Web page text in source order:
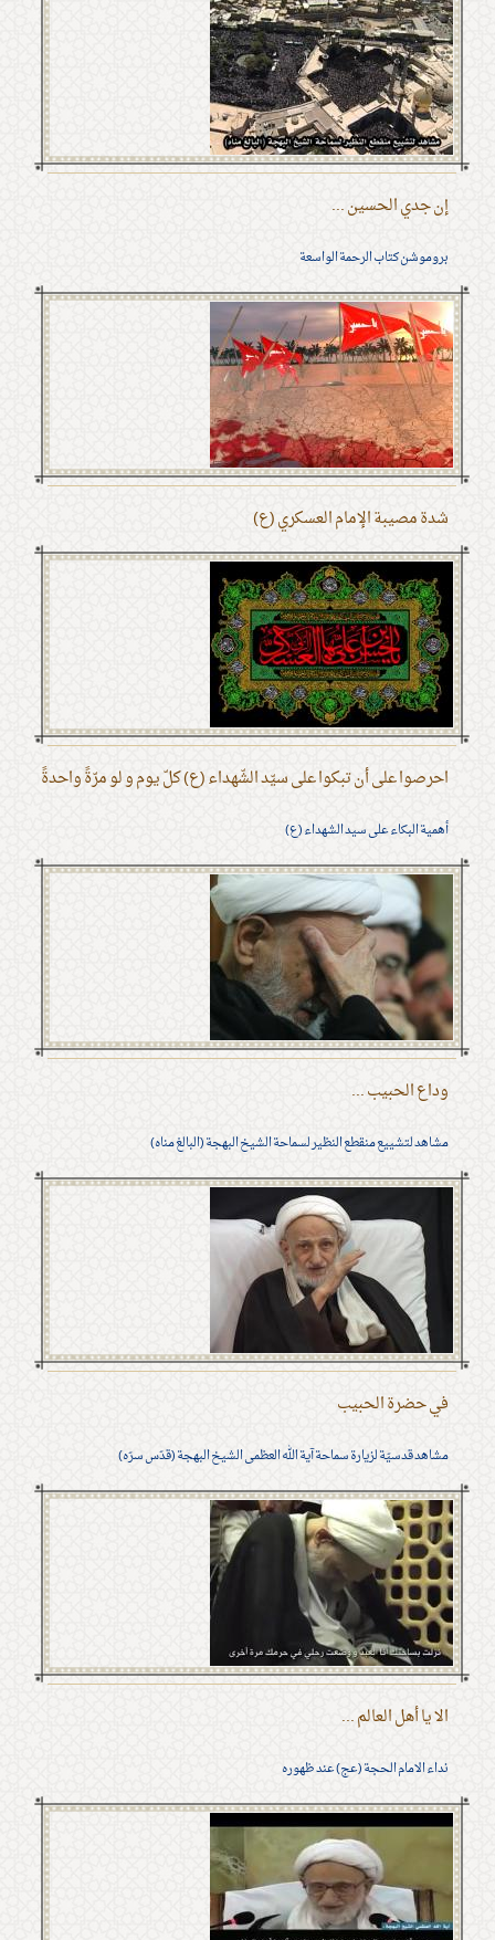
إن جدي الحسين ...
بروموشن كتاب الرحمة الواسعة
شدة مصيبة الإمام العسكري (ع)
احرصوا على أن تبكوا على سيّد الشّهداء (ع) كلّ يوم و لو مرّةً واحدةً
أهمية البكاء على سيد الشهداء (ع)
وداع الحبيب ...
مشاهد لتشييع منقطع النظير لسماحة الشيخ البهجة (البالغ مناه)
في حضرة الحبيب
مشاهد قدسيّة لزيارة سماحة آية الله العظمى الشيخ البهجة (قدّس سرّه)
الا يا أهل العالم ...
نداء الامام الحجة (عج) عند ظهوره